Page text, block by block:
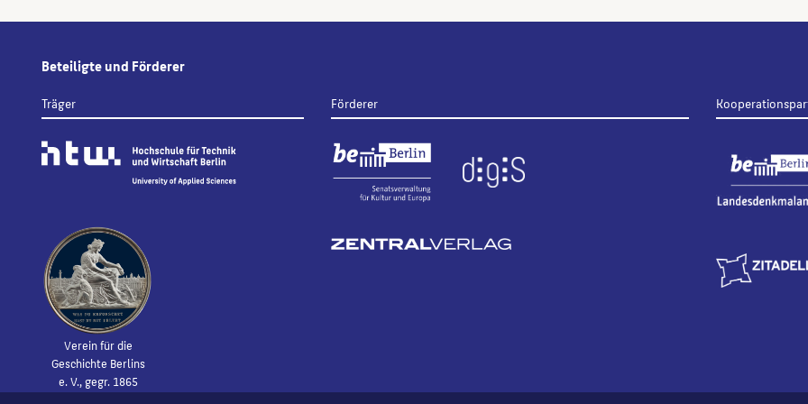
Beteiligte und Förderer
Träger
Verein für die
Geschichte Berlins
e. V., gegr. 1865
Förderer